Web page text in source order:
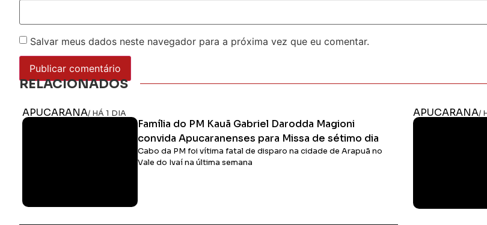
Salvar meus dados neste navegador para a próxima vez que eu comentar.
RELACIONADOS
APUCARANA/ HÁ 1 DIA
Família do PM Kauã Gabriel Darodda Magioni
convida Apucaranenses para Missa de sétimo dia
Cabo da PM foi vítima fatal de disparo na cidade de Arapuã no
Vale do Ivaí na última semana
APUCARANA/